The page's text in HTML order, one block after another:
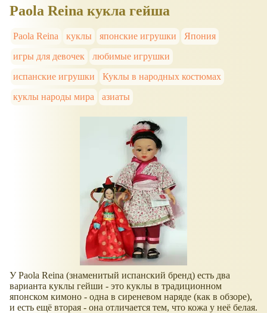
Paola Reina кукла гейша
Paola Reina куклы японские игрушки
Япония
игры для девочек
любимые игрушки
испанские игрушки
Куклы в народных костюмах
куклы народы мира
азиаты
У Paola Reina (знаменитый испанский бренд) есть два
варианта куклы гейши - это куклы в традиционном
японском кимоно - одна в сиреневом наряде (как в обзоре),
и есть ещё вторая - она отличается тем, что кожа у неё белая.